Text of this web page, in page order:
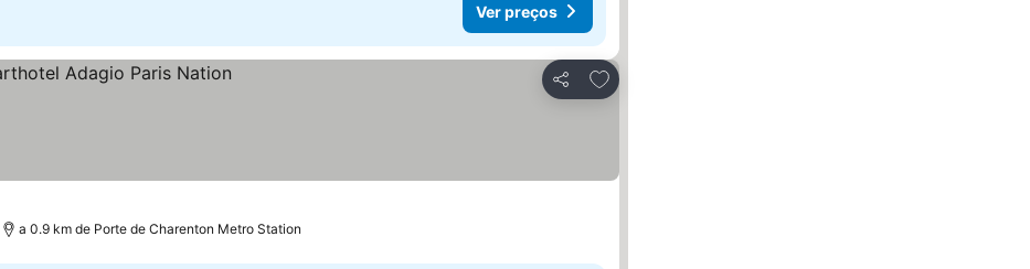
Ver preços
Partilhar
Adicionar aos favoritos
a 0.9 km de Porte de Charenton Metro Station